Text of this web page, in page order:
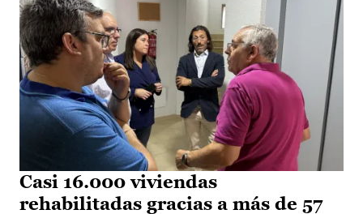
Casi 16.000 viviendas
rehabilitadas gracias a más de 57